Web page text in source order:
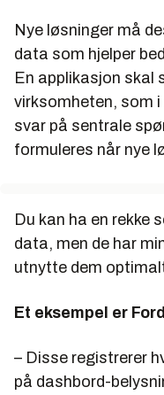
Nye løsninger må
data som hjelper
En applikasjon skal
virksomheten, som
svar på sentrale
formuleres når nye
Du kan ha en rekke
data, men de har
utnytte dem
Et eksempel er
– Disse registrerer
på dashbord-